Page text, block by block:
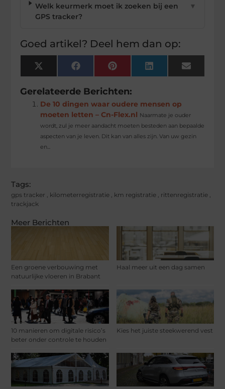
Meer Berichten
Een groene verbouwing met
natuurlijke vloeren in Brabant
Haal meer uit een dag samen
10 manieren om digitale risico’s
beter onder controle te houden
Kies het juiste steekwerend vest
Welk keurmerk moet ik zoeken bij een
GPS tracker?
▼
Goed artikel? Deel hem dan op:
X
(Twitter)
FacebookPinterest LinkedIn Email
Gerelateerde Berichten:
De 10 dingen waar oudere mensen op
moeten letten – Cn-Flex.nl Naarmate je ouder
wordt, zul je meer aandacht moeten besteden aan bepaalde
aspecten van je leven. Dit kan van alles zijn. Van uw gezin
en...
Tags:
gps tracker kilometerregistratie km registratie rittenregistratie
trackjack